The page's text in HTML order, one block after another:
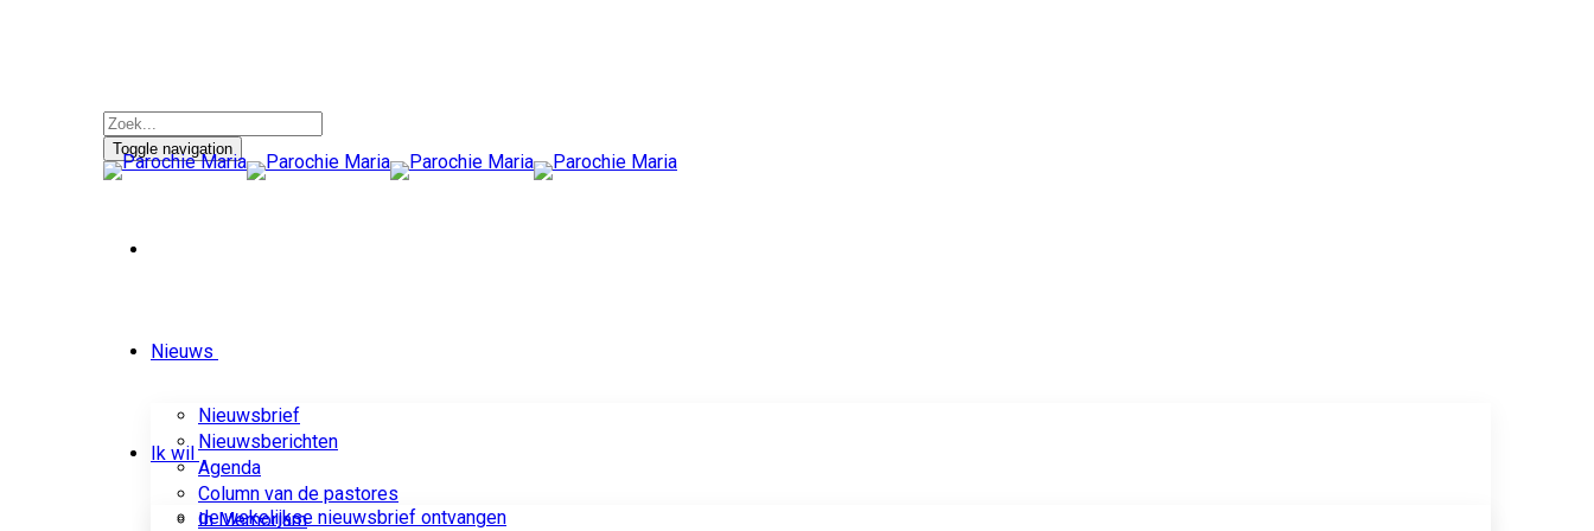
Toggle navigation
Nieuws
Nieuwsbrief
Nieuwsberichten
Agenda
Column van de pastores
In Memoriam
Ik wil
de wekelijkse nieuwsbrief ontvangen